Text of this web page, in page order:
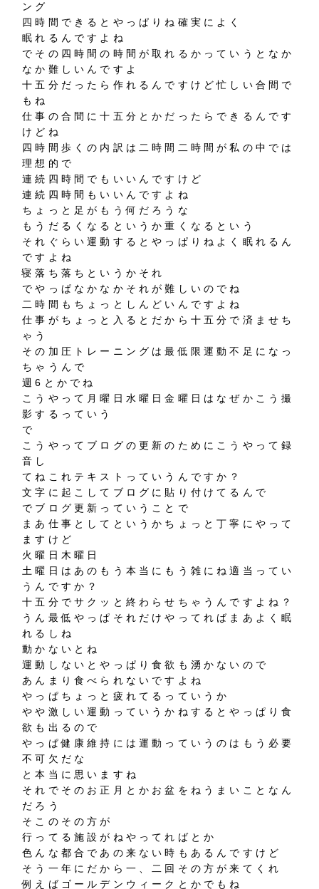
ング
四時間できるとやっぱりね確実によく
眠れるんですよね
でその四時間の時間が取れるかっていうとなか
なか難しいんですよ
十五分だったら作れるんですけど忙しい合間で
もね
仕事の合間に十五分とかだったらできるんです
けどね
四時間歩くの内訳は二時間二時間が私の中では
理想的で
連続四時間でもいいんですけど
連続四時間もいいんですよね
ちょっと足がもう何だろうな
もうだるくなるというか重くなるという
それぐらい運動するとやっぱりねよく眠れるん
ですよね
寝落ち落ちというかそれ
でやっぱなかなかそれが難しいのでね
二時間もちょっとしんどいんですよね
仕事がちょっと入るとだから十五分で済ませち
ゃう
その加圧トレーニングは最低限運動不足になっ
ちゃうんで
週6とかでね
こうやって月曜日水曜日金曜日はなぜかこう撮
影するっていう
で
こうやってブログの更新のためにこうやって録
音し
てねこれテキストっていうんですか？
文字に起こしてブログに貼り付けてるんで
でブログ更新っていうことで
まあ仕事としてというかちょっと丁寧にやって
ますけど
火曜日木曜日
土曜日はあのもう本当にもう雑にね適当ってい
うんですか？
十五分でサクッと終わらせちゃうんですよね？
うん最低やっぱそれだけやってればまあよく眠
れるしね
動かないとね
運動しないとやっぱり食欲も湧かないので
あんまり食べられないですよね
やっぱちょっと疲れてるっていうか
やや激しい運動っていうかねするとやっぱり食
欲も出るので
やっぱ健康維持には運動っていうのはもう必要
不可欠だな
と本当に思いますね
それでそのお正月とかお盆をねうまいことなん
だろう
そこのその方が
行ってる施設がねやってればとか
色んな都合であの来ない時もあるんですけど
そう一年にだから一、二回その方が来てくれ
例えばゴールデンウィークとかでもね